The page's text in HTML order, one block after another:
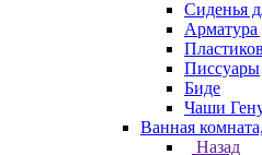
Сиденья
Арматура
Писсуары
Биде
Чаши
Ванная
Назад